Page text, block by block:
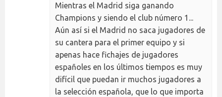
Mientras el Madrid siga ganando
Champions y siendo el club número 1...
Aún así si el Madrid no saca jugadores de
su cantera para el primer equipo y si
apenas hace fichajes de jugadores
españoles en los últimos tiempos es muy
difícil que puedan ir muchos jugadores a
la selección española, que lo que importa